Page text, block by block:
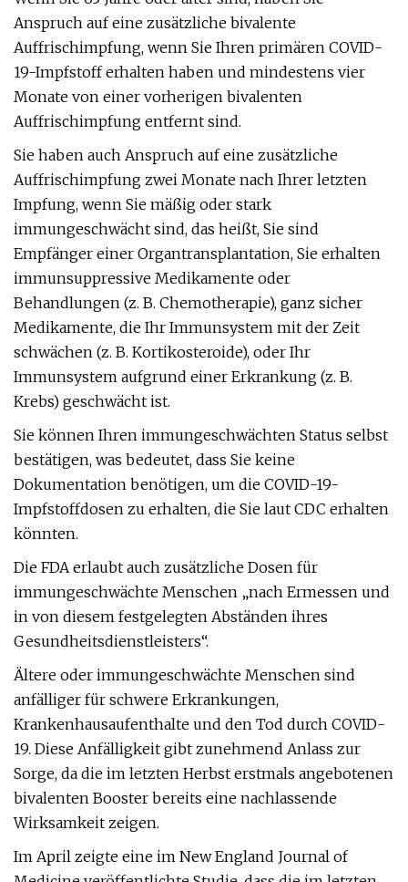
Anspruch auf eine zusätzliche bivalente
Auffrischimpfung, wenn Sie Ihren primären COVID-
19-Impfstoff erhalten haben und mindestens vier
Monate von einer vorherigen bivalenten
Auffrischimpfung entfernt sind.
Sie haben auch Anspruch auf eine zusätzliche
Auffrischimpfung zwei Monate nach Ihrer letzten
Impfung, wenn Sie mäßig oder stark
immungeschwächt sind, das heißt, Sie sind
Empfänger einer Organtransplantation, Sie erhalten
immunsuppressive Medikamente oder
Behandlungen (z. B. Chemotherapie), ganz sicher
Medikamente, die Ihr Immunsystem mit der Zeit
schwächen (z. B. Kortikosteroide), oder Ihr
Immunsystem aufgrund einer Erkrankung (z. B.
Krebs) geschwächt ist.
Sie können Ihren immungeschwächten Status selbst
bestätigen, was bedeutet, dass Sie keine
Dokumentation benötigen, um die COVID-19-
Impfstoffdosen zu erhalten, die Sie laut CDC erhalten
könnten.
Die FDA erlaubt auch zusätzliche Dosen für
immungeschwächte Menschen „nach Ermessen und
in von diesem festgelegten Abständen ihres
Gesundheitsdienstleisters“.
Ältere oder immungeschwächte Menschen sind
anfälliger für schwere Erkrankungen,
Krankenhausaufenthalte und den Tod durch COVID-
19. Diese Anfälligkeit gibt zunehmend Anlass zur
Sorge, da die im letzten Herbst erstmals angebotenen
bivalenten Booster bereits eine nachlassende
Wirksamkeit zeigen.
Im April zeigte eine im New England Journal of